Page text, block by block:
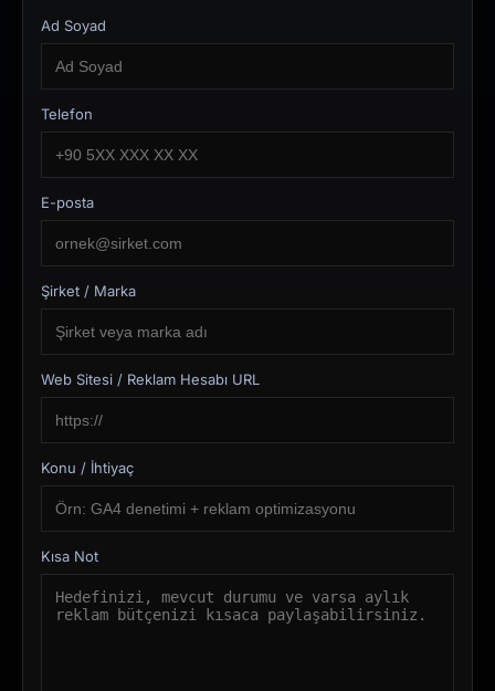
Ad Soyad
Telefon
E-posta
Şirket / Marka
Web Sitesi / Reklam Hesabı URL
Konu / İhtiyaç
Kısa Not